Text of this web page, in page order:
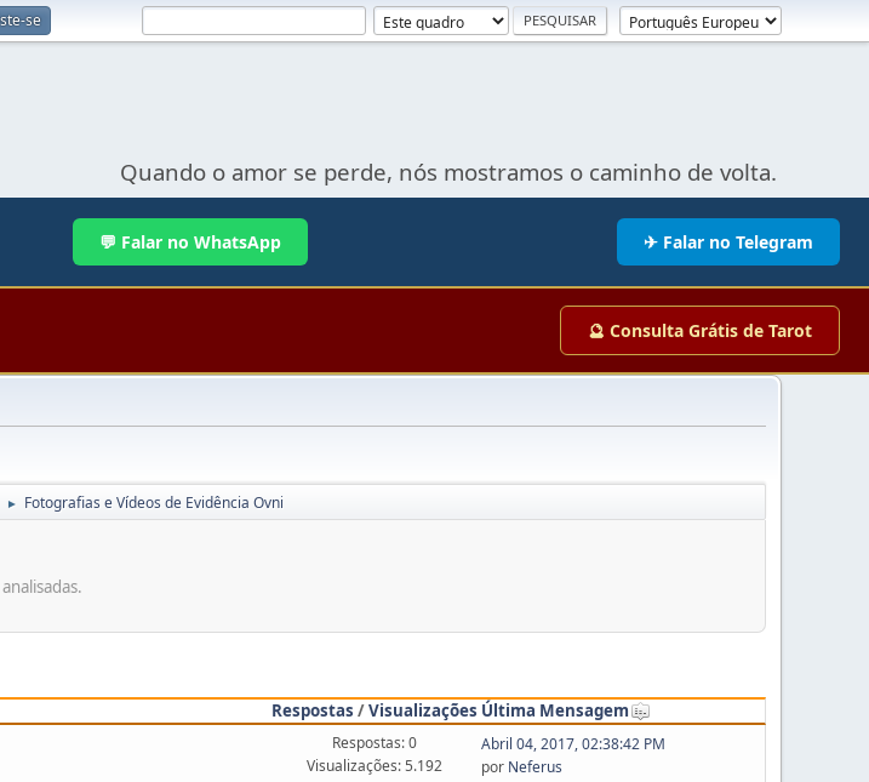
se
Quando o amor se perde, nós mostramos o caminho de volta.
💬 Falar no WhatsApp ✈ Falar no Telegram
🔮 Consulta Grátis de Tarot
► Fotografias e Vídeos de Evidência Ovni
Respostas /Visualizações Última Mensagem
Respostas: 0
Visualizações: 5.192
Abril 04, 2017, 02:38:42 PM
por Neferus